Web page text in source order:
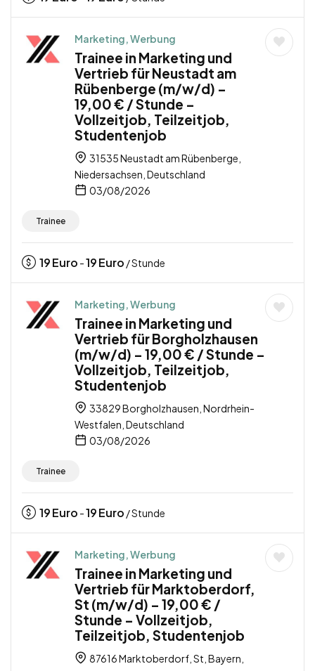
Marketing, Werbung
Trainee in Marketing und
Vertrieb für Neustadt am
Rübenberge (m/w/d) –
19,00 € / Stunde –
Vollzeitjob, Teilzeitjob,
Studentenjob
31535 Neustadt am Rübenberge,
Niedersachsen, Deutschland
03/08/2026
Trainee
19Euro -19Euro / Stunde
Marketing, Werbung
Trainee in Marketing und
Vertrieb für Borgholzhausen
(m/w/d) – 19,00 € / Stunde –
Vollzeitjob, Teilzeitjob,
Studentenjob
33829 Borgholzhausen, Nordrhein-
Westfalen, Deutschland
03/08/2026
Trainee
19Euro -19Euro / Stunde
Marketing, Werbung
Trainee in Marketing und
Vertrieb für Marktoberdorf,
St (m/w/d) – 19,00 € /
Stunde – Vollzeitjob,
Teilzeitjob, Studentenjob
87616 Marktoberdorf, St, Bayern,